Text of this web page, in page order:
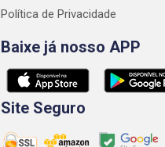
Política de Privacidade
Baixe já nosso APP
Site Seguro